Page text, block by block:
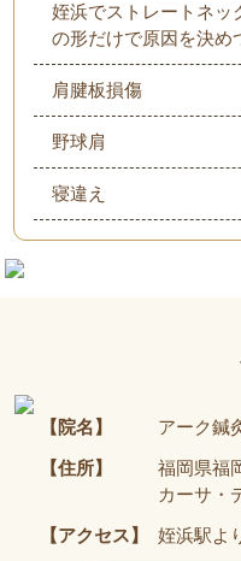
姪浜でストレートネッ
の形だけで原因を決め
肩腱板損傷
野球肩
寝違え
【院名】
アーク鍼
【住所】
福岡県福
カーサ・
【アクセス】
姪浜駅よ